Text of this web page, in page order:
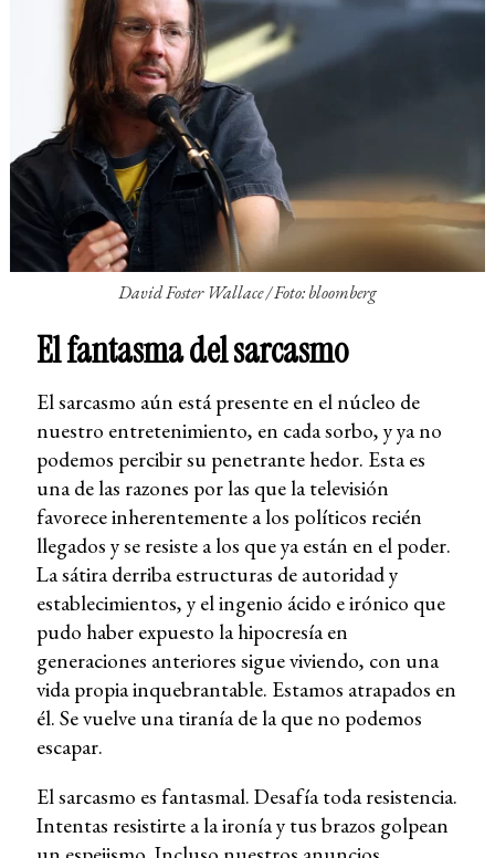
David Foster Wallace /Foto: bloomberg
El fantasma del sarcasmo
El sarcasmo aún está presente en el núcleo de
nuestro entretenimiento, en cada sorbo, y ya no
podemos percibir su penetrante hedor. Esta es
una de las razones por las que la televisión
favorece inherentemente a los políticos recién
llegados y se resiste a los que ya están en el poder.
La sátira derriba estructuras de autoridad y
establecimientos, y el ingenio ácido e irónico que
pudo haber expuesto la hipocresía en
generaciones anteriores sigue viviendo, con una
vida propia inquebrantable. Estamos atrapados en
él. Se vuelve una tiranía de la que no podemos
escapar.
El sarcasmo es fantasmal. Desafía toda resistencia.
Intentas resistirte a la ironía y tus brazos golpean